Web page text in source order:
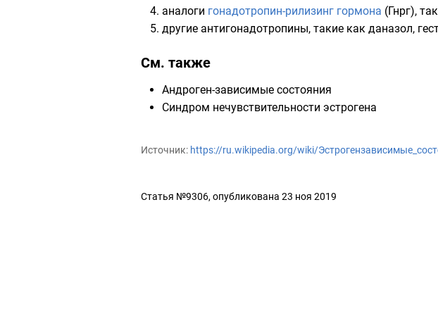
аналоги гонадотропин-рилизинг гормона (Гнрг),
другие антигонадотропины, такие как даназол,
См. также
Андроген-зависимые состояния
Синдром нечувствительности эстрогена
Источник: https://ru.wikipedia.org/wiki/
Статья №9306, опубликована 23 ноя 2019